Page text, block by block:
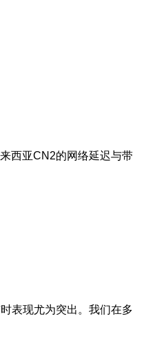
西亚CN2的网络延迟与带
表现尤为突出。我们在多